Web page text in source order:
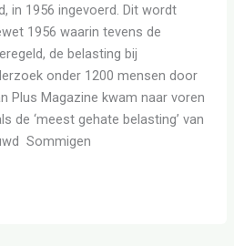
in 1956 ingevoerd. Dit wordt
1956 waarin tevens de
de belasting bij
onder 1200 mensen door
Plus Magazine kwam naar voren
de ‘meest gehate belasting’ van
Sommigen